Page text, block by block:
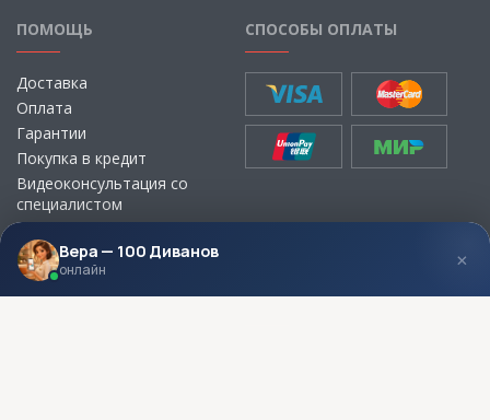
ПОМОЩЬ
Доставка
Оплата
Гарантии
Покупка в кредит
Видеоконсультация со
специалистом
Выбор ткани для мебели без
визита в магазин
СПОСОБЫ ОПЛАТЫ
МЫ В СОЦСЕТЯХ КОНТАКТЫ
Вера — 100 Диванов
онлайн ×